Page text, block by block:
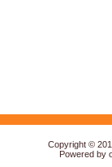
Copyright ©
Powered by